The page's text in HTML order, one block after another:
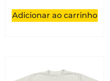
Adicionar ao carrinho